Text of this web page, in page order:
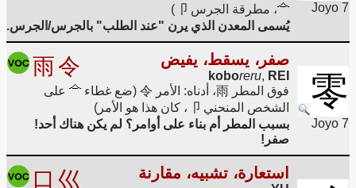
Joyo 7
، مطرقة الجرس 卩)
يُسمى المعدن الذي يرن "عند الطلب" بالجرس/الجرس.
零
Joyo 7
صفر، يسقط، يفيض
koboreru, REI
雨令
فوق المطر 雨، أدناه: الأمر 令 (ضع غطاء
على
الشخص المنحني 卩، كان هذا هو الأمر)
بسبب المطر أم بناء على أوامر؟ لم يكن هناك أحد!
صفر!
استعارة، تشبيه، مقارنة 口 巛